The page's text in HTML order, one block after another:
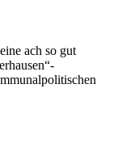
ach so gut